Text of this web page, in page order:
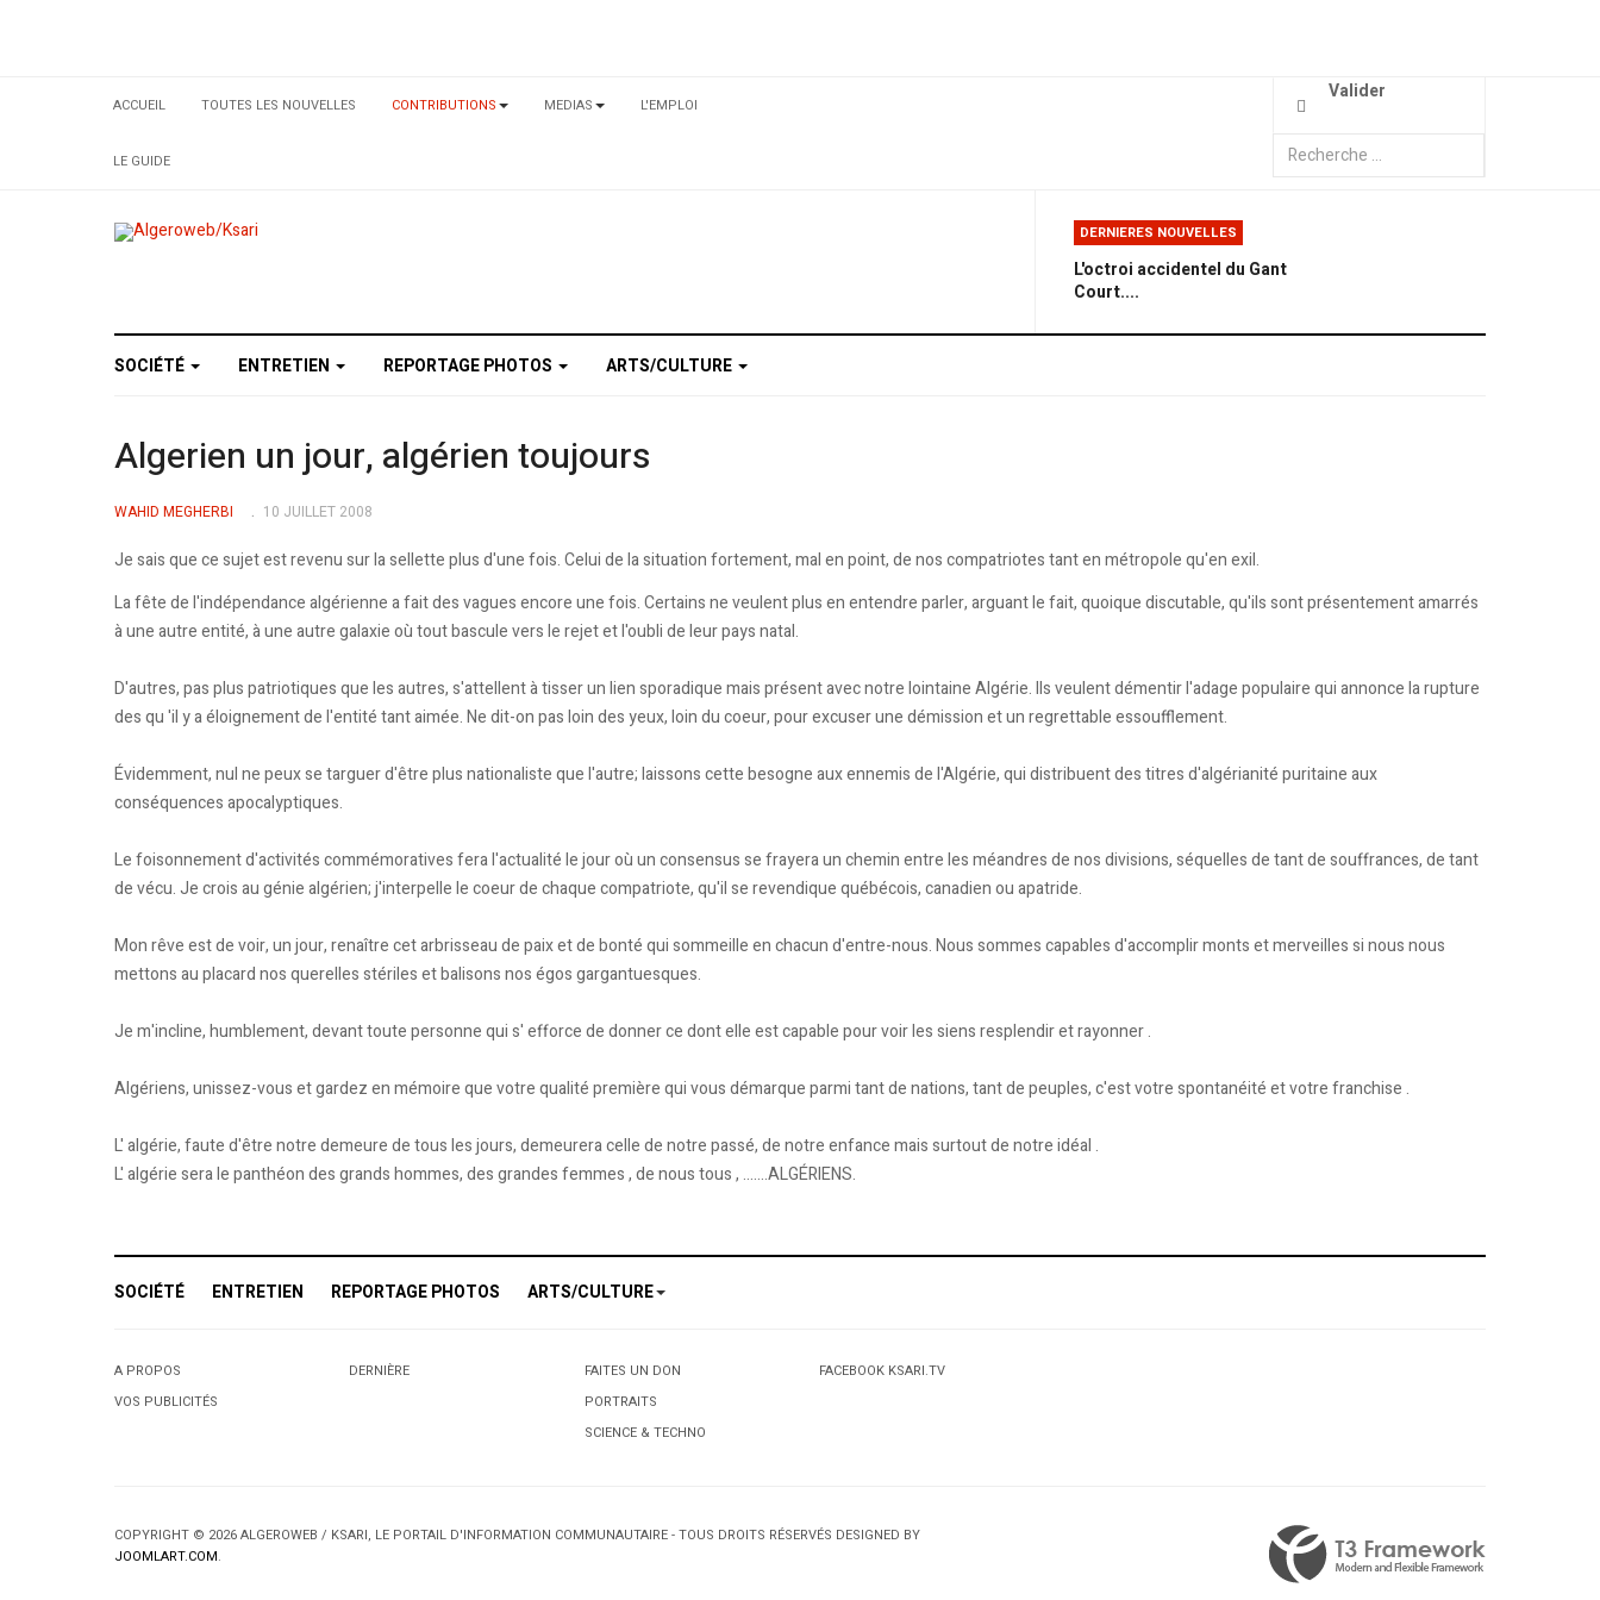
ACCUEIL TOUTES LES NOUVELLES CONTRIBUTIONS MEDIAS L'EMPLOI
LE GUIDE
Valider
DERNIERES NOUVELLES
L'octroi accidentel du Gant
Court....
SOCIÉTÉ ENTRETIEN REPORTAGE PHOTOS ARTS/CULTURE
Algerien un jour, algérien toujours
WAHID MEGHERBI 10 JUILLET 2008
Je sais que ce sujet est revenu sur la sellette plus d'une fois. Celui de la situation fortement, mal en point, de nos compatriotes tant en métropole qu'en exil.
La fête de l'indépendance algérienne a fait des vagues encore une fois. Certains ne veulent plus en entendre parler, arguant le fait, quoique discutable, qu'ils sont présentement amarrés
à une autre entité, à une autre galaxie où tout bascule vers le rejet et l'oubli de leur pays natal.
D'autres, pas plus patriotiques que les autres, s'attellent à tisser un lien sporadique mais présent avec notre lointaine Algérie. Ils veulent démentir l'adage populaire qui annonce la rupture
des qu 'il y a éloignement de l'entité tant aimée. Ne dit-on pas loin des yeux, loin du coeur, pour excuser une démission et un regrettable essoufflement.
Évidemment, nul ne peux se targuer d'être plus nationaliste que l'autre; laissons cette besogne aux ennemis de l'Algérie, qui distribuent des titres d'algérianité puritaine aux
conséquences apocalyptiques.
Le foisonnement d'activités commémoratives fera l'actualité le jour où un consensus se frayera un chemin entre les méandres de nos divisions, séquelles de tant de souffrances, de tant
de vécu. Je crois au génie algérien; j'interpelle le coeur de chaque compatriote, qu'il se revendique québécois, canadien ou apatride.
Mon rêve est de voir, un jour, renaître cet arbrisseau de paix et de bonté qui sommeille en chacun d'entre-nous. Nous sommes capables d'accomplir monts et merveilles si nous nous
mettons au placard nos querelles stériles et balisons nos égos gargantuesques.
Je m'incline, humblement, devant toute personne qui s' efforce de donner ce dont elle est capable pour voir les siens resplendir et rayonner .
Algériens, unissez-vous et gardez en mémoire que votre qualité première qui vous démarque parmi tant de nations, tant de peuples, c'est votre spontanéité et votre franchise .
L' algérie, faute d'être notre demeure de tous les jours, demeurera celle de notre passé, de notre enfance mais surtout de notre idéal .
L' algérie sera le panthéon des grands hommes, des grandes femmes , de nous tous , .......ALGÉRIENS.
SOCIÉTÉ ENTRETIEN REPORTAGE PHOTOS ARTS/CULTURE
A PROPOS
VOS PUBLICITÉS
DERNIÈRE
FAITES UN DON
PORTRAITS
SCIENCE & TECHNO
FACEBOOK KSARI.TV
COPYRIGHT © 2026 ALGEROWEB / KSARI, LE PORTAIL D'INFORMATION COMMUNAUTAIRE - TOUS DROITS RÉSERVÉS DESIGNED BY
JOOMLART.COM.